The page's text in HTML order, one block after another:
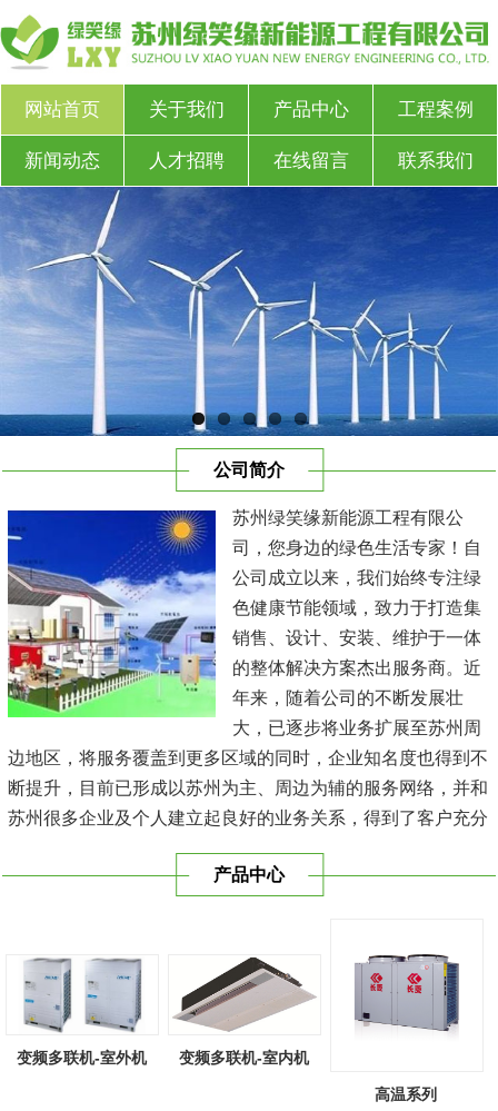
网站首页 关于我们 产品中心 工程案例
新闻动态 人才招聘 在线留言 联系我们
公司简介
苏州绿笑缘新能源工程有限公
司，您身边的绿色生活专家！自
公司成立以来，我们始终专注绿
色健康节能领域，致力于打造集
销售、设计、安装、维护于一体
的整体解决方案杰出服务商。近
年来，随着公司的不断发展壮
大，已逐步将业务扩展至苏州周
边地区，将服务覆盖到更多区域的同时，企业知名度也得到不
断提升，目前已形成以苏州为主、周边为辅的服务网络，并和
苏州很多企业及个人建立起良好的业务关系，得到了客户充分
与时俱进，树立良好的企业形象，以优质的服务、优质的技术
产品中心
变频多联机-室外机 变频多联机-室内机
高温系列